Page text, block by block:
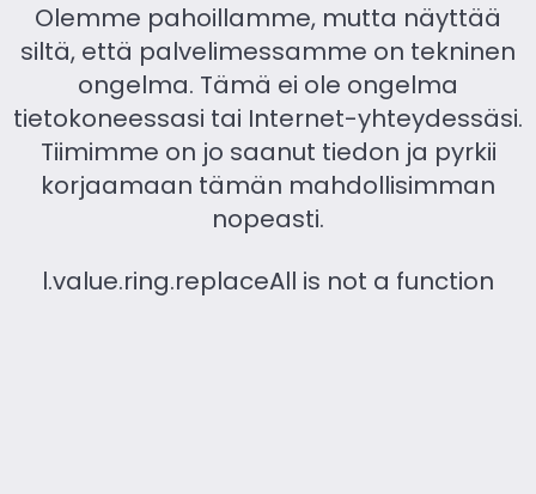
Olemme pahoillamme, mutta näyttää
siltä, ​​että palvelimessamme on tekninen
ongelma. Tämä ei ole ongelma
tietokoneessasi tai Internet-yhteydessäsi.
Tiimimme on jo saanut tiedon ja pyrkii
korjaamaan tämän mahdollisimman
nopeasti.
l.value.ring.replaceAll is not a function